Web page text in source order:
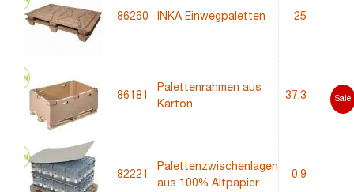
86260 INKA Einwegpaletten 25
86181
Palettenrahmen aus
Karton
37.3 Sale
82221
Palettenzwischenlagen
aus 100% Altpapier
0.9